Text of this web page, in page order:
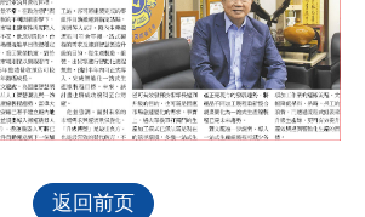
返回前页